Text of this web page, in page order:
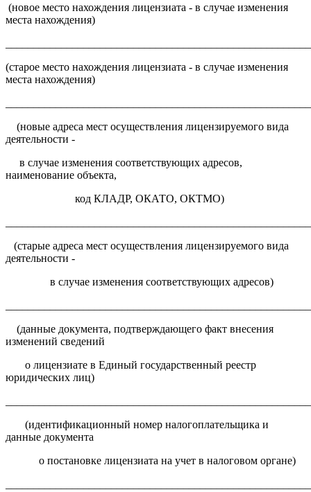
(новое место нахождения лицензиата - в случае изменения
места нахождения)
(старое место нахождения лицензиата - в случае изменения
места нахождения)
(новые адреса мест осуществления лицензируемого вида
деятельности -
в случае изменения соответствующих адресов,
наименование объекта,
код КЛАДР, ОКАТО, ОКТМО)
(старые адреса мест осуществления лицензируемого вида
деятельности -
в случае изменения соответствующих адресов)
(данные документа, подтверждающего факт внесения
изменений сведений
о лицензиате в Единый государственный реестр
юридических лиц)
(идентификационный номер налогоплательщика и
данные документа
о постановке лицензиата на учет в налоговом органе)